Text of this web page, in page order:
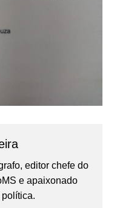
editor chefe do
e apaixonado